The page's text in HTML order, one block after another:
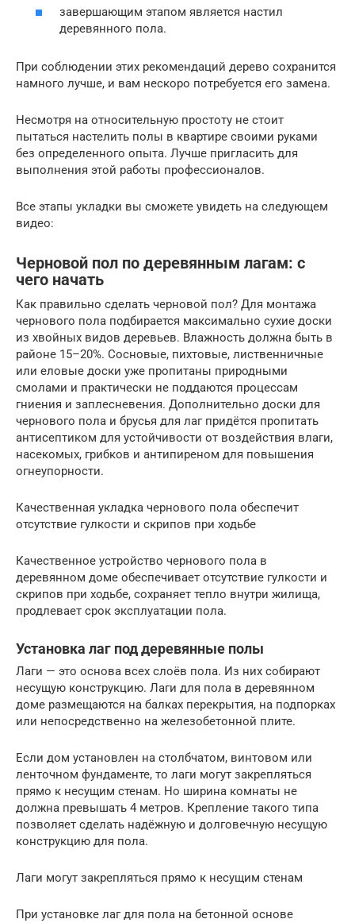
завершающим этапом является настил
деревянного пола.
При соблюдении этих рекомендаций дерево сохранится
намного лучше, и вам нескоро потребуется его замена.
Несмотря на относительную простоту не стоит
пытаться настелить полы в квартире своими руками
без определенного опыта. Лучше пригласить для
выполнения этой работы профессионалов.
Все этапы укладки вы сможете увидеть на следующем
видео:
Черновой пол по деревянным лагам: с
чего начать
Как правильно сделать черновой пол? Для монтажа
чернового пола подбирается максимально сухие доски
из хвойных видов деревьев. Влажность должна быть в
районе 15–20%. Сосновые, пихтовые, лиственничные
или еловые доски уже пропитаны природными
смолами и практически не поддаются процессам
гниения и заплесневения. Дополнительно доски для
чернового пола и брусья для лаг придётся пропитать
антисептиком для устойчивости от воздействия влаги,
насекомых, грибков и антипиреном для повышения
огнеупорности.
Качественная укладка чернового пола обеспечит
отсутствие гулкости и скрипов при ходьбе
Качественное устройство чернового пола в
деревянном доме обеспечивает отсутствие гулкости и
скрипов при ходьбе, сохраняет тепло внутри жилища,
продлевает срок эксплуатации пола.
Установка лаг под деревянные полы
Лаги — это основа всех слоёв пола. Из них собирают
несущую конструкцию. Лаги для пола в деревянном
доме размещаются на балках перекрытия, на подпорках
или непосредственно на железобетонной плите.
Если дом установлен на столбчатом, винтовом или
ленточном фундаменте, то лаги могут закрепляться
прямо к несущим стенам. Но ширина комнаты не
должна превышать 4 метров. Крепление такого типа
позволяет сделать надёжную и долговечную несущую
конструкцию для пола.
Лаги могут закрепляться прямо к несущим стенам
При установке лаг для пола на бетонной основе